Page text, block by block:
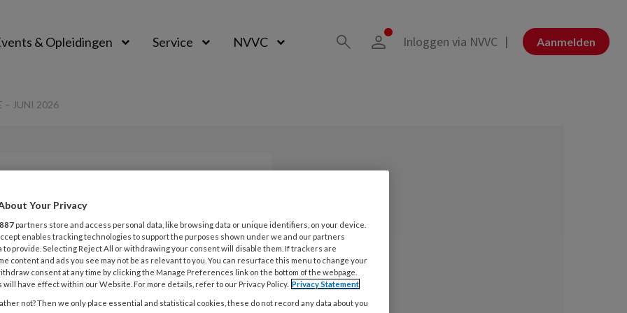
& Opleidingen Service NVVC Inloggen via NVVC Aanmelden
– JUNI 2026
– juni 2026
Your Privacy
887 partners store and access personal data, like browsing data or unique identifiers, on your device.
enables tracking technologies to support the purposes shown under we and our partners
to provide. Selecting Reject All or withdrawing your consent will disable them. If trackers are
content and ads you see may not be as relevant to you. You can resurface this menu to change your
consent at any time by clicking the Manage Preferences link on the bottom of the webpage.
will have effect within our Website. For more details, refer to our Privacy Policy. Privacy Statement
not? Then we only place essential and statistical cookies, these do not record any data about you